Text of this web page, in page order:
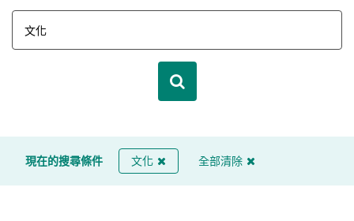
現在的搜尋條件 文化 全部清除